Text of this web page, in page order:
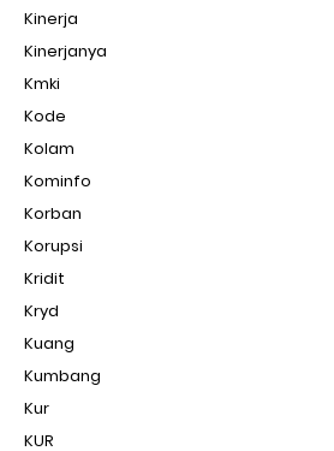
Kinerja
Kinerjanya
Kmki
Kode
Kolam
Kominfo
Korban
Korupsi
Kridit
Kryd
Kuang
Kumbang
Kur
KUR